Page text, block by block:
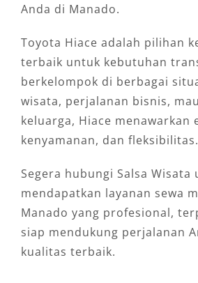
Anda di Manado.
Toyota Hiace adalah pilihan
terbaik untuk kebutuhan
berkelompok di berbagai
wisata, perjalanan bisnis,
keluarga, Hiace menawarkan
kenyamanan, dan fleksibilitas.
Segera hubungi Salsa Wisata
mendapatkan layanan sewa
Manado yang profesional,
siap mendukung perjalanan
kualitas terbaik.